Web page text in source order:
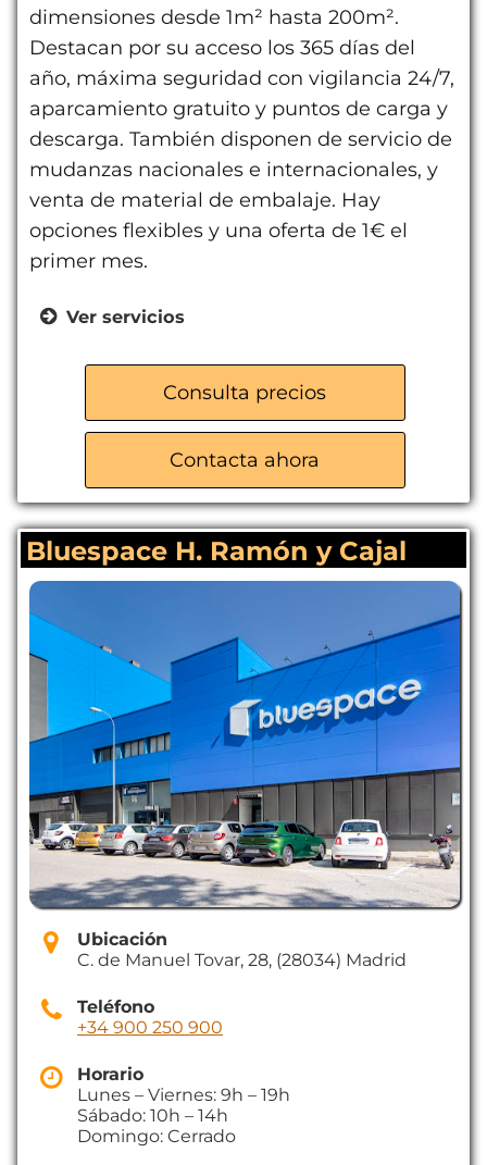
dimensiones desde 1m² hasta 200m².
Destacan por su acceso los 365 días del
año, máxima seguridad con vigilancia 24/7,
aparcamiento gratuito y puntos de carga y
descarga. También disponen de servicio de
mudanzas nacionales e internacionales, y
venta de material de embalaje. Hay
opciones flexibles y una oferta de 1€ el
primer mes.
Ver servicios
Máxima seguridad 24/7
Aparcamiento gratuito
Venta de material de embalaje
Servicio de mudanzas
Trasteros de 1m² a 200m²
Consulta precios
Contacta ahora
Bluespace H. Ramón y Cajal
Ubicación
C. de Manuel Tovar, 28, (28034) Madrid
Teléfono
+34 900 250 900
Horario
Lunes – Viernes: 9h – 19h
Sábado: 10h – 14h
Domingo: Cerrado